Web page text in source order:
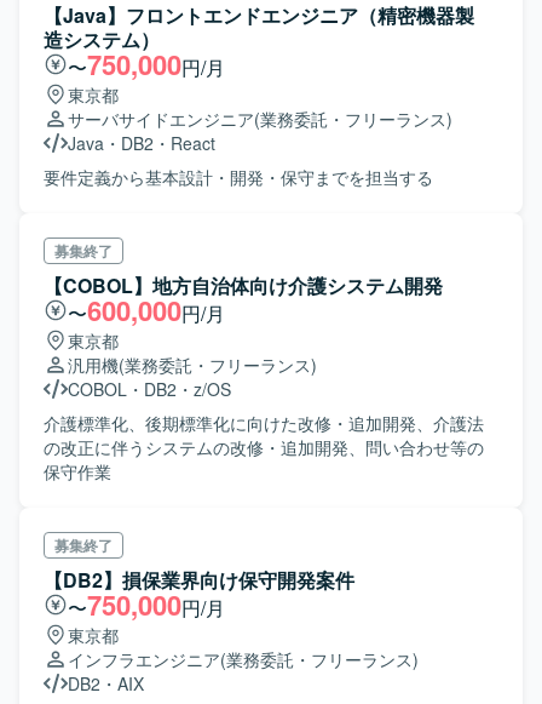
【Java】フロントエンドエンジニア（精密機器製
造システム）
〜750,000円/月
東京都
サーバサイドエンジニア(業務委託・フリーランス)
Java ・ DB2 ・ React
要件定義から基本設計・開発・保守までを担当する
募集終了
【COBOL】地方自治体向け介護システム開発
〜600,000円/月
東京都
汎用機(業務委託・フリーランス)
COBOL ・ DB2 ・ z/OS
介護標準化、後期標準化に向けた改修・追加開発、介護法
の改正に伴うシステムの改修・追加開発、問い合わせ等の
保守作業
募集終了
【DB2】損保業界向け保守開発案件
〜750,000円/月
東京都
インフラエンジニア(業務委託・フリーランス)
DB2 ・ AIX